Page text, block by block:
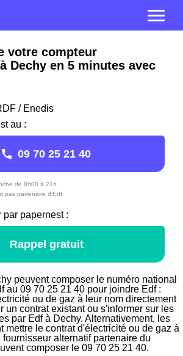
votre compteur
Dechy en 5 minutes avec
/ Enedis
au :
09 70 25 21 40
de 8h00 à 21h
pas partenaire d'Edf
par papernest :
Rappel gratuit
peuvent composer le numéro national
au 09 70 25 21 40 pour joindre Edf :
ou de gaz à leur nom directement
un contrat existant ou s'informer sur les
par Edf à Dechy. Alternativement, les
mettre le contrat d'électricité ou de gaz à
fournisseur alternatif partenaire du
composer le 09 70 25 21 40.